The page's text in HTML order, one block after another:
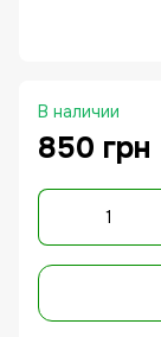
В наличии
850 грн